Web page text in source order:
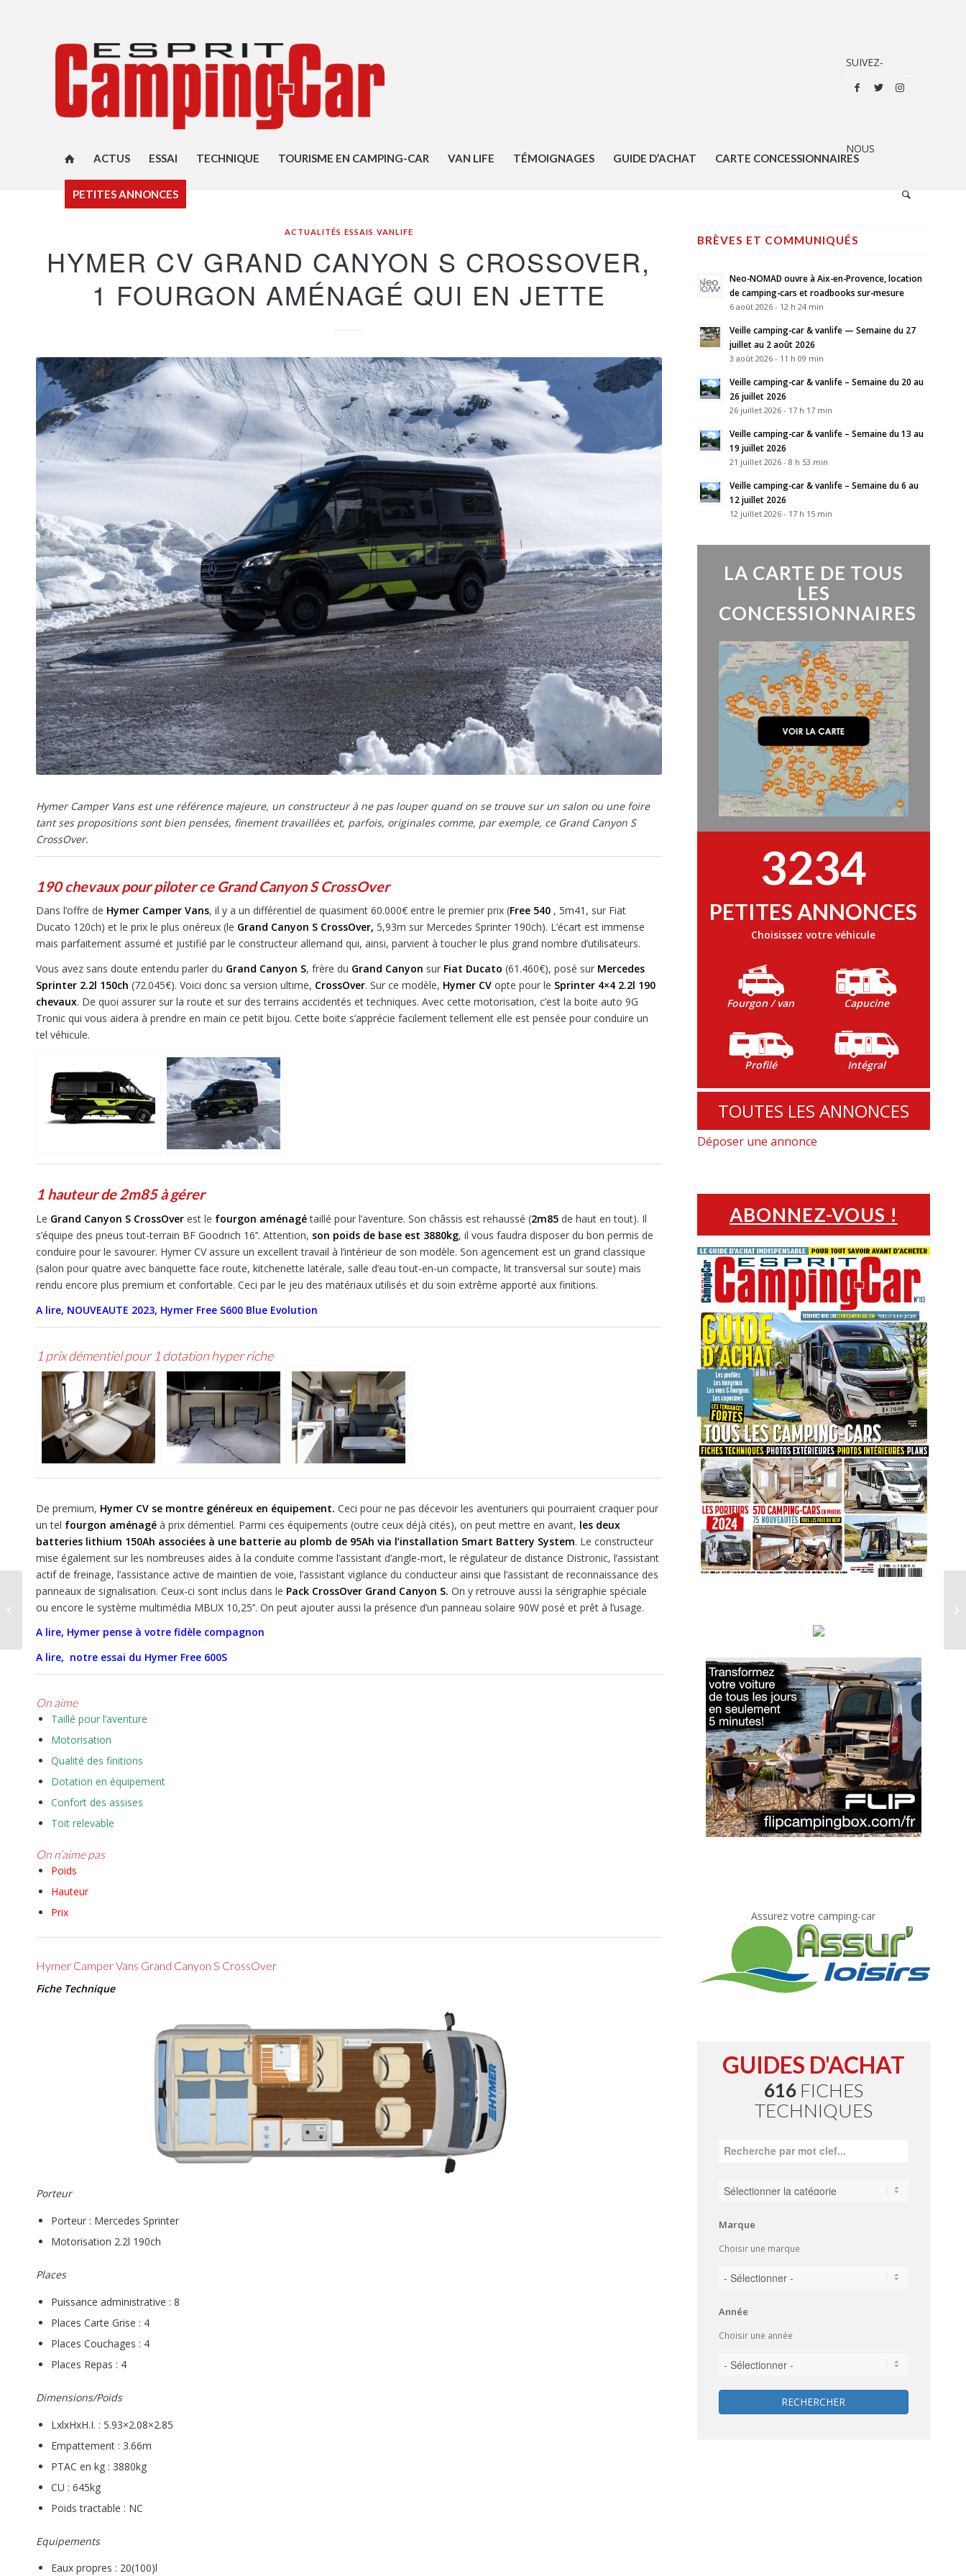
ACTUS ESSAI TECHNIQUE TOURISME EN CAMPING-CAR VAN LIFE TÉMOIGNAGES GUIDE D’ACHAT CARTE CONCESSIONNAIRES
PETITES ANNONCES
ACTUALITÉS ESSAIS VANLIFE
HYMER CV GRAND CANYON S CROSSOVER,
1 FOURGON AMÉNAGÉ QUI EN JETTE
Hymer Camper Vans est une référence majeure, un constructeur à ne pas louper quand on se trouve sur un salon ou une foire
tant ses propositions sont bien pensées, finement travaillées et, parfois, originales comme, par exemple, ce Grand Canyon S
CrossOver.
190 chevaux pour piloter ce Grand Canyon S CrossOver
Dans l’offre de Hymer Camper Vans, il y a un différentiel de quasiment 60.000€ entre le premier prix (Free 540 , 5m41, sur Fiat
Ducato 120ch) et le prix le plus onéreux (le Grand Canyon S CrossOver, 5,93m sur Mercedes Sprinter 190ch). L’écart est immense
mais parfaitement assumé et justifié par le constructeur allemand qui, ainsi, parvient à toucher le plus grand nombre d’utilisateurs.
Vous avez sans doute entendu parler du Grand Canyon S, frère du Grand Canyon sur Fiat Ducato (61.460€), posé sur Mercedes
Sprinter 2.2l 150ch (72.045€). Voici donc sa version ultime, CrossOver. Sur ce modèle, Hymer CV opte pour le Sprinter 4×4 2.2l 190
chevaux. De quoi assurer sur la route et sur des terrains accidentés et techniques. Avec cette motorisation, c’est la boite auto 9G
Tronic qui vous aidera à prendre en main ce petit bijou. Cette boite s’apprécie facilement tellement elle est pensée pour conduire un
tel véhicule.
1 hauteur de 2m85 à gérer
Le Grand Canyon S CrossOver est le fourgon aménagétaillé pour l’aventure. Son châssis est rehaussé (2m85 de haut en tout). Il
s’équipe des pneus tout-terrain BF Goodrich 16’’. Attention, son poids de base est 3880kg, il vous faudra disposer du bon permis de
conduire pour le savourer. Hymer CV assure un excellent travail à l’intérieur de son modèle. Son agencement est un grand classique
(salon pour quatre avec banquette face route, kitchenette latérale, salle d’eau tout-en-un compacte, lit transversal sur soute) mais
rendu encore plus premium et confortable. Ceci par le jeu des matériaux utilisés et du soin extrême apporté aux finitions.
A lire, NOUVEAUTE 2023, Hymer Free S600 Blue Evolution
1 prix démentiel pour 1 dotation hyper riche
De premium, Hymer CV se montre généreux en équipement. Ceci pour ne pas décevoir les aventuriers qui pourraient craquer pour
un tel fourgon aménagé à prix démentiel. Parmi ces équipements (outre ceux déjà cités), on peut mettre en avant, les deux
batteries lithium 150Ah associées à une batterie au plomb de 95Ah via l’installation Smart Battery System. Le constructeur
mise également sur les nombreuses aides à la conduite comme l’assistant d’angle-mort, le régulateur de distance Distronic, l’assistant
actif de freinage, l’assistance active de maintien de voie, l’assistant vigilance du conducteur ainsi que l’assistant de reconnaissance des
panneaux de signalisation. Ceux-ci sont inclus dans le Pack CrossOver Grand Canyon S. On y retrouve aussi la sérigraphie spéciale
ou encore le système multimédia MBUX 10,25’’. On peut ajouter aussi la présence d’un panneau solaire 90W posé et prêt à l’usage.
A lire, Hymer pense à votre fidèle compagnon
A lire, notre essai du Hymer Free 600S
On aime
Taillé pour l’aventure
Motorisation
Qualité des finitions
Dotation en équipement
Confort des assises
Toit relevable
On n’aime pas
Poids
Hauteur
Prix
Hymer Camper Vans Grand Canyon S CrossOver
Fiche Technique
Porteur
Porteur : Mercedes Sprinter
Motorisation 2.2l 190ch
Places
Puissance administrative : 8
Places Carte Grise : 4
Places Couchages : 4
Places Repas : 4
Dimensions/Poids
LxlxHxH.I. : 5.93×2.08×2.85
Empattement : 3.66m
PTAC en kg : 3880kg
CU : 645kg
Poids tractable : NC
Equipements
Eaux propres : 20(100)l
BRÈVES ET COMMUNIQUÉS
Neo-NOMAD ouvre à Aix-en-Provence, location
de camping-cars et roadbooks sur-mesure
6 août 2026 - 12 h 24 min
Veille camping-car & vanlife — Semaine du 27
juillet au 2 août 2026
3 août 2026 - 11 h 09 min
Veille camping-car & vanlife – Semaine du 20 au
26 juillet 2026
26 juillet 2026 - 17 h 17 min
Veille camping-car & vanlife – Semaine du 13 au
19 juillet 2026
21 juillet 2026 - 8 h 53 min
Veille camping-car & vanlife – Semaine du 6 au
12 juillet 2026
12 juillet 2026 - 17 h 15 min
LA CARTE DE TOUS
LES
CONCESSIONNAIRES
3234
PETITES ANNONCES
Choisissez votre véhicule
Fourgon / van Capucine
Profilé Intégral
TOUTES LES ANNONCES
Déposer une annonce
ABONNEZ-VOUS !
Assurez votre camping-car
GUIDES D'ACHAT
616FICHES
TECHNIQUES
Marque
Choisir une marque
Année
Choisir une année
RECHERCHER
Essai, Hobby K65ET
OnTour Edition,